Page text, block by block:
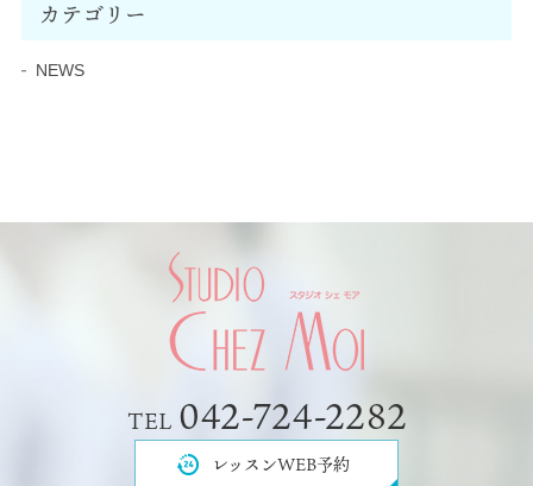
カテゴリー
NEWS
TEL 042-724-2282
レッスンWEB予約